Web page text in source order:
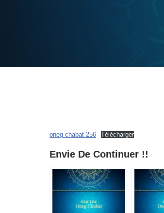
oneg chabat 256 Télécharger
Envie De Continuer !!